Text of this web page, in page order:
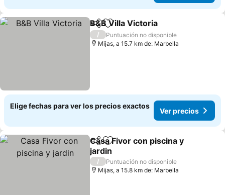
CompartirAgregar a favoritos
B&B Villa Victoria
/
Puntuación no disponible
Mijas, a 15.7 km de: Marbella
Elige fechas para ver los precios exactos
Ver precios
CompartirAgregar a favoritos
Casa Fivor con piscina y
jardin
/
Puntuación no disponible
Mijas, a 15.8 km de: Marbella